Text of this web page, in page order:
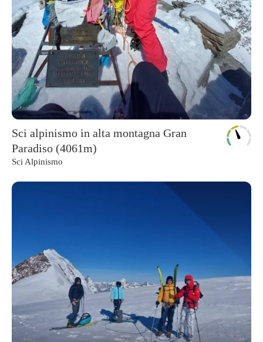
Sci alpinismo in alta montagna Gran
Paradiso (4061m)
Sci Alpinismo